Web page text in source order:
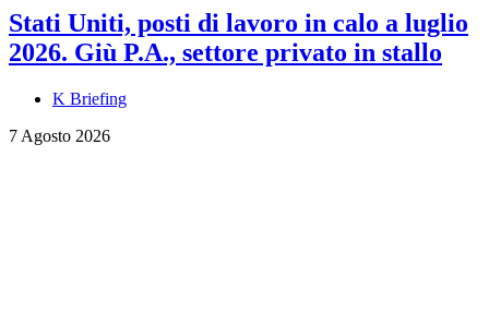
Stati Uniti, posti di lavoro in calo a luglio
2026. Giù P.A., settore privato in stallo
K Briefing
7 Agosto 2026